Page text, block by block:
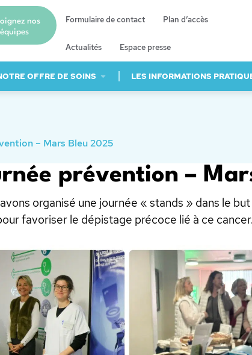
nos
équipes
Formulaire de contact Plan d’accès
Actualités Espace presse
OFFRE DE SOINS LES INFORMATIONS
– Mars Bleu 2025
prévention –
organisé une journée « stands » dans le
favoriser le dépistage précoce lié à ce cancer.